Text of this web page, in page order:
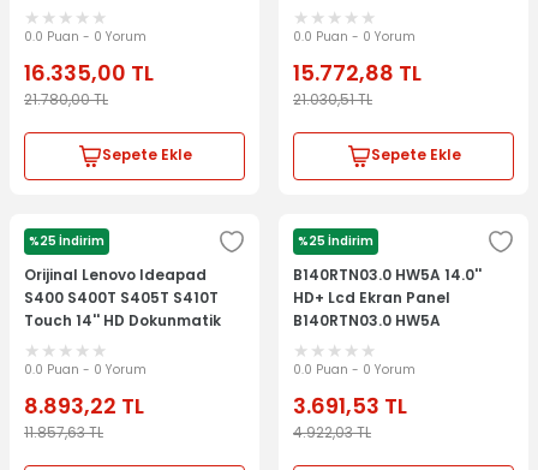
Kit 01YT246
0.0 Puan - 0 Yorum
16.335,00 TL
21.780,00TL
Sepete Ekle
Kit 00HN829
0.0 Puan - 0 Yorum
15.772,88 TL
21.030,51TL
Sepete Ekle
%25 İndirim
LENOVO
Orijinal Lenovo Ideapad
S400 S400T S405T S410T
Touch 14'' HD Dokunmatik
Lcd Ekran Panel Kit
AP0SB000D10
0.0 Puan - 0 Yorum
8.893,22 TL
11.857,63TL
%25 İndirim
B140RTN03.0 HW5A 14.0''
HD+ Lcd Ekran Panel
B140RTN03.0 HW5A
0.0 Puan - 0 Yorum
3.691,53 TL
4.922,03TL